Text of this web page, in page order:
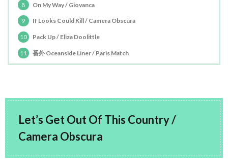
8 On My Way / Giovanca
9 If Looks Could Kill / Camera Obscura
10 Pack Up / Eliza Doolittle
11 番外 Oceanside Liner / Paris Match
Let’s Get Out Of This Country /
Camera Obscura